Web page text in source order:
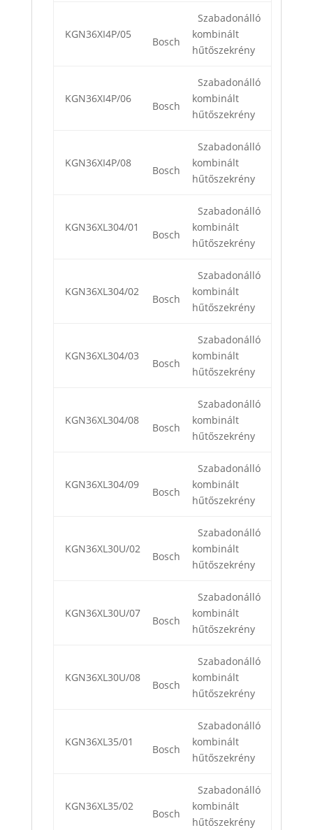
KGN36XI4P/05
Bosch
Szabadonálló
kombinált
hűtőszekrény
KGN36XI4P/06
Bosch
Szabadonálló
kombinált
hűtőszekrény
KGN36XI4P/08
Bosch
Szabadonálló
kombinált
hűtőszekrény
KGN36XL304/01
Bosch
Szabadonálló
kombinált
hűtőszekrény
KGN36XL304/02
Bosch
Szabadonálló
kombinált
hűtőszekrény
KGN36XL304/03
Bosch
Szabadonálló
kombinált
hűtőszekrény
KGN36XL304/08
Bosch
Szabadonálló
kombinált
hűtőszekrény
KGN36XL304/09
Bosch
Szabadonálló
kombinált
hűtőszekrény
KGN36XL30U/02
Bosch
Szabadonálló
kombinált
hűtőszekrény
KGN36XL30U/07
Bosch
Szabadonálló
kombinált
hűtőszekrény
KGN36XL30U/08
Bosch
Szabadonálló
kombinált
hűtőszekrény
KGN36XL35/01
Bosch
Szabadonálló
kombinált
hűtőszekrény
KGN36XL35/02
Bosch
Szabadonálló
kombinált
hűtőszekrény